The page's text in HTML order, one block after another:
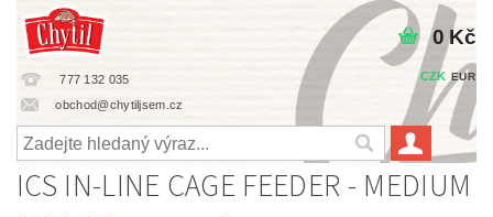
777 132 035
obchod@chytiljsem.cz
CZK EUR
0 Kč
ICS IN-LINE CAGE FEEDER - MEDIUM